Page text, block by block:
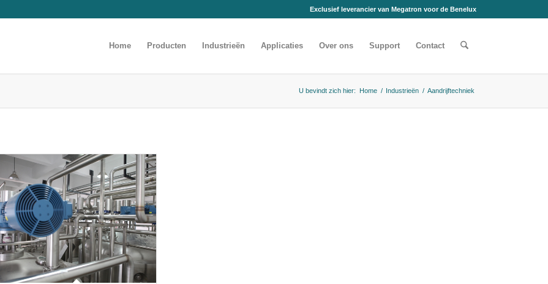
Exclusief leverancier van Megatron voor de Benelux
Home Producten Industrieën Applicaties Over ons Support Contact
U bevindt zich hier: Home / Industrieën / Aandrijftechniek